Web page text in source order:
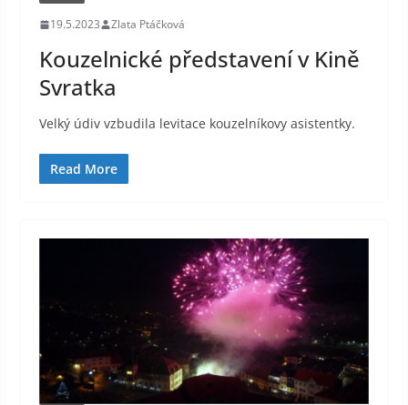
19.5.2023 Zlata Ptáčková
Kouzelnické představení v Kině
Svratka
Velký údiv vzbudila levitace kouzelníkovy asistentky.
Read More